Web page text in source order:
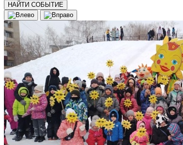
НАЙТИ СОБЫТИЕ